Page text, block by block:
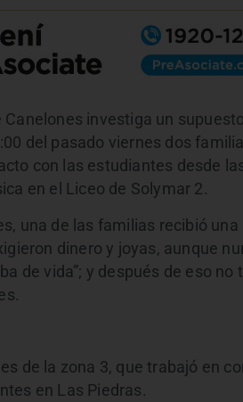
Canelones investiga un
del pasado viernes dos
con las estudiantes desde
en el Liceo de Solymar 2.
una de las familias recibió
dinero y joyas, aunque
de vida”; y después de eso
de la zona 3, que trabajó en
en Las Piedras.